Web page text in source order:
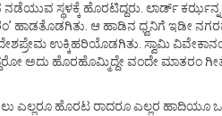
ನಡೆಯುವ ಸ್ಥಳಕ್ಕೆ ಹೊರಟಿದ್ದರು. ಲಾರ್ಡ್
ಹಾಡತೊಡಗಿತು. ಆ ಹಾಡಿನ ಧ್ವನಿಗೆ ಇಡೀ
ಉಕ್ಕಿಹರಿಯೊಡಗಿತು. ಸ್ವಾಮಿ
ಅದು ಹೊರಹೊಮ್ಮಿದ್ದೇ ವಂದೇ ಮಾತರಂ
ಎಲ್ಲರೂ ಹೊರಟ ರಾದರೂ ಎಲ್ಲರ ಹಾದಿಯೂ